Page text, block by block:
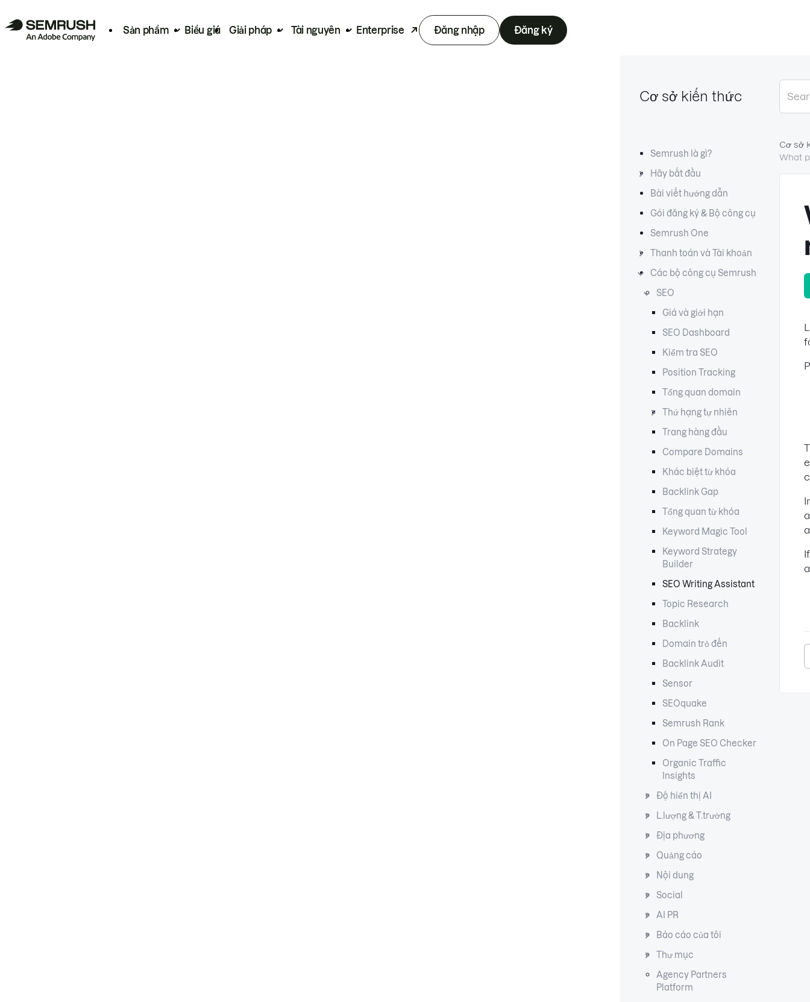
Sản phẩm Biểu giá Giải pháp Tài nguyên Enterprise Đăng nhập Đăng ký
Cơ sở kiến thức
Semrush là gì?
Hãy bắt đầu
Bài viết hướng dẫn
Gói đăng ký & Bộ công cụ
Semrush One
Thanh toán và Tài khoản
Các bộ công cụ Semrush
SEO
Giá và giới hạn
SEO Dashboard
Kiểm tra SEO
Position Tracking
Tổng quan domain
Thứ hạng tự nhiên
Trang hàng đầu
Compare Domains
Khác biệt từ khóa
Backlink Gap
Tổng quan từ khóa
Keyword Magic Tool
Keyword Strategy
Builder
SEO Writing Assistant
Topic Research
Backlink
Domain trỏ đến
Backlink Audit
Sensor
SEOquake
Semrush Rank
On Page SEO Checker
Organic Traffic
Insights
Độ hiển thị AI
L.lượng & T.trường
Địa phương
Quảng cáo
Nội dung
Social
AI PR
Báo cáo của tôi
Thư mục
Agency Partners
Platform
Cơ sở
What